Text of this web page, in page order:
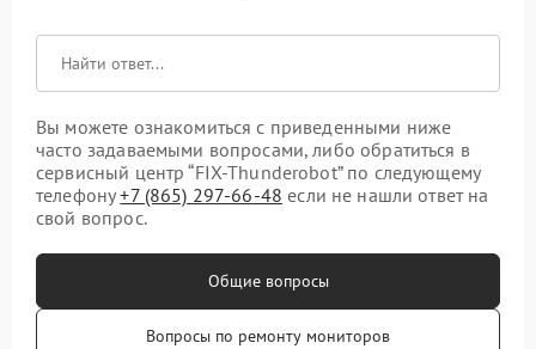
Вы можете ознакомиться с приведенными ниже
часто задаваемыми вопросами, либо обратиться в
сервисный центр “FIX-Thunderobot” по следующему
телефону+7 (865) 297-66-48 если не нашли ответ на
свой вопрос.
Общие вопросы
Вопросы по ремонту мониторов